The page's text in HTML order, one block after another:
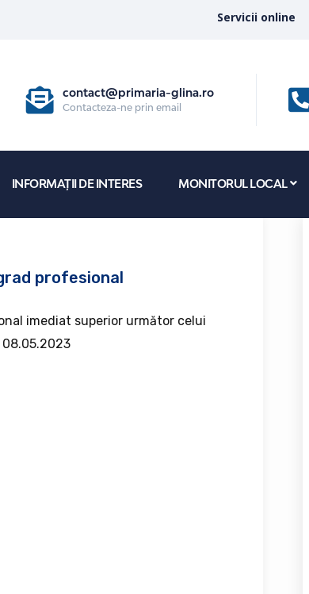
Servicii online
contact@primaria-glina.ro
Contacteza-ne prin email
INFORMAȚII DE INTERES MONITORUL LOCAL
profesional
imediat superior următor celui